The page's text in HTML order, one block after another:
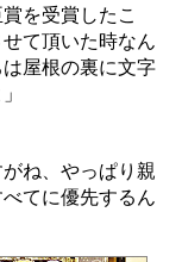
を受賞したこ
て頂いた時なん
屋根の裏に文字
ね、やっぱり親
てに優先するん